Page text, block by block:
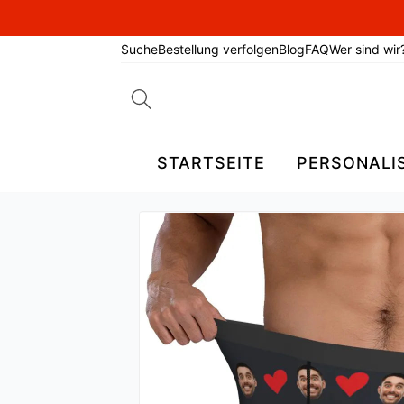
SucheBestellung verfolgenBlogFAQWer sind
STARTSEITE